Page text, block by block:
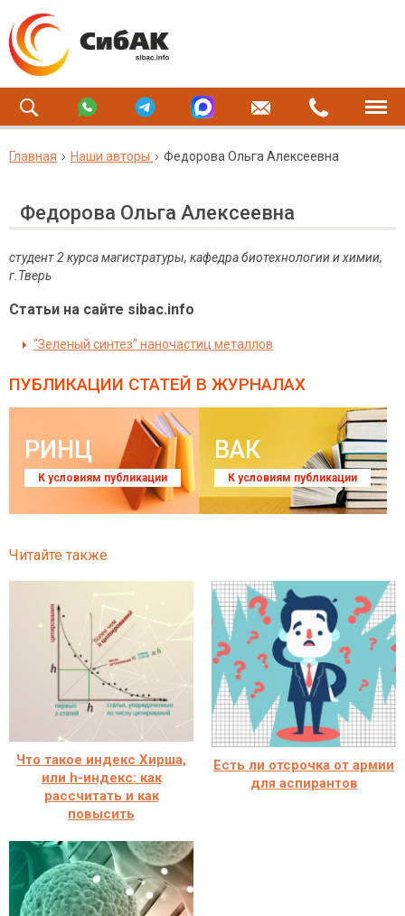
Главная Наши авторы Федорова Ольга Алексеевна
Федорова Ольга Алексеевна
студент 2 курса магистратуры, кафедра биотехнологии и химии,
г.Тверь
Статьи на сайте sibac.info
"Зеленый синтез" наночастиц металлов
ПУБЛИКАЦИИ СТАТЕЙ В ЖУРНАЛАХ
РИНЦ
К условиям публикации
ВАК
К условиям публикации
Читайте также
Что такое индекс Хирша,
или h-индекс: как
рассчитать и как
повысить
Есть ли отсрочка от армии
для аспирантов